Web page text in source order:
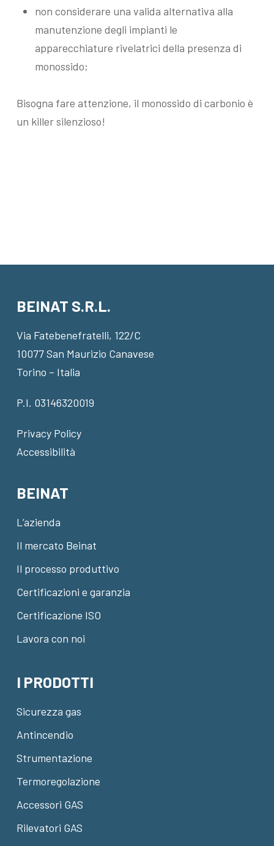
non considerare una valida alternativa alla
manutenzione degli impianti le
apparecchiature rivelatrici della presenza di
monossido;
Bisogna fare attenzione, il monossido di carbonio è
un killer silenzioso!
BEINAT S.R.L.
Via Fatebenefratelli, 122/C
10077 San Maurizio Canavese
Torino – Italia
P.I. 03146320019
Privacy Policy
Accessibilità
BEINAT
L’azienda
Il mercato Beinat
Il processo produttivo
Certificazioni e garanzia
Certificazione ISO
Lavora con noi
I PRODOTTI
Sicurezza gas
Antincendio
Strumentazione
Termoregolazione
Accessori GAS
Rilevatori GAS